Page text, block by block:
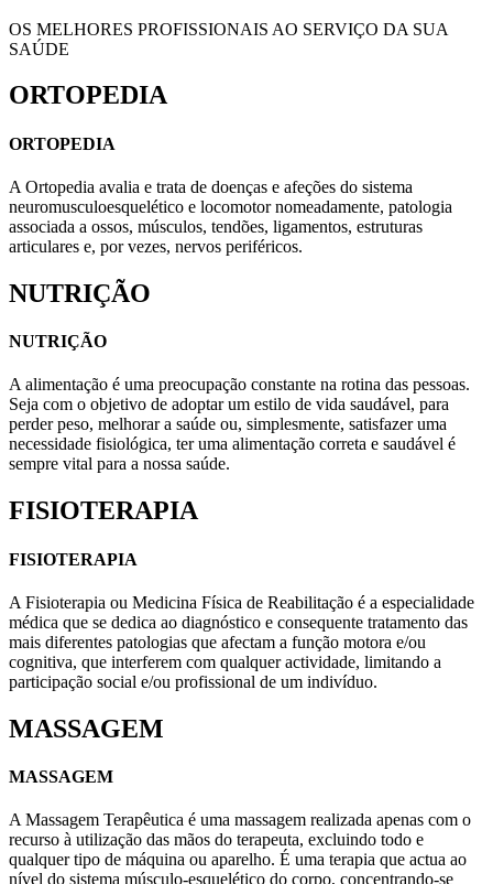
OS MELHORES PROFISSIONAIS AO SERVIÇO DA SUA
SAÚDE
ORTOPEDIA
ORTOPEDIA
A Ortopedia avalia e trata de doenças e afeções do sistema
neuromusculoesquelético e locomotor nomeadamente, patologia
associada a ossos, músculos, tendões, ligamentos, estruturas
articulares e, por vezes, nervos periféricos.
NUTRIÇÃO
NUTRIÇÃO
A alimentação é uma preocupação constante na rotina das pessoas.
Seja com o objetivo de adoptar um estilo de vida saudável, para
perder peso, melhorar a saúde ou, simplesmente, satisfazer uma
necessidade fisiológica, ter uma alimentação correta e saudável é
sempre vital para a nossa saúde.
FISIOTERAPIA
FISIOTERAPIA
A Fisioterapia ou Medicina Física de Reabilitação é a especialidade
médica que se dedica ao diagnóstico e consequente tratamento das
mais diferentes patologias que afectam a função motora e/ou
cognitiva, que interferem com qualquer actividade, limitando a
participação social e/ou profissional de um indivíduo.
MASSAGEM
MASSAGEM
A Massagem Terapêutica é uma massagem realizada apenas com o
recurso à utilização das mãos do terapeuta, excluindo todo e
qualquer tipo de máquina ou aparelho. É uma terapia que actua ao
nível do sistema músculo-esquelético do corpo, concentrando-se